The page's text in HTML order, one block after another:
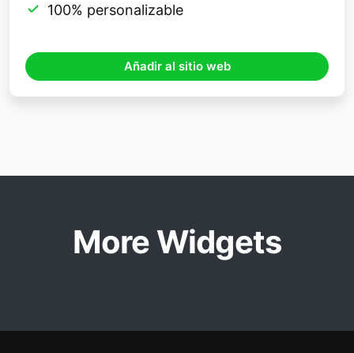
100% personalizable
Añadir al sitio web
More Widgets